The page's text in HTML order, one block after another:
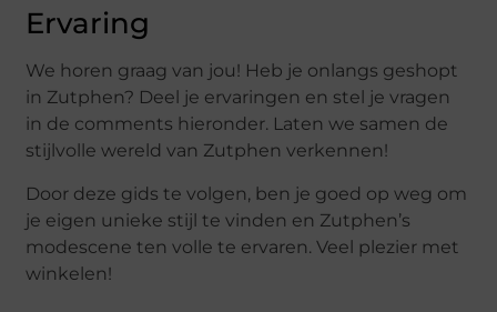
Ervaring
We horen graag van jou! Heb je onlangs geshopt
in Zutphen? Deel je ervaringen en stel je vragen
in de comments hieronder. Laten we samen de
stijlvolle wereld van Zutphen verkennen!
Door deze gids te volgen, ben je goed op weg om
je eigen unieke stijl te vinden en Zutphen’s
modescene ten volle te ervaren. Veel plezier met
winkelen!